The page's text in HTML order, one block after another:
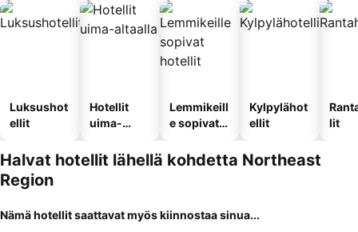
Luksushot
ellit
Hotellit
uima-
Lemmikeill
e sopivat
Kylpylähot
ellit
lit
Halvat hotellit lähellä kohdetta Northeast
Region
Nämä hotellit saattavat myös kiinnostaa sinua...